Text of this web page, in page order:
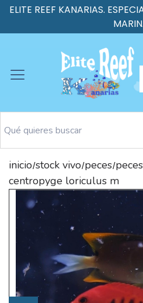
ELITE REEF KANARIAS.
inicio/stock vivo/peces/
centropyge loriculus m